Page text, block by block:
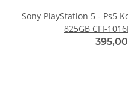
Sony PlayStation 5 - Ps5
825GB CFI-